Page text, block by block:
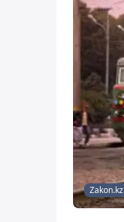
Zakon.kz